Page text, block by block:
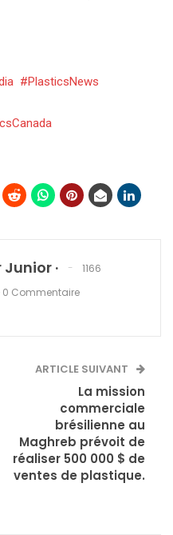
#PlasticsNews
·
1166
· 0 Commentaire
ARTICLE SUIVANT
La mission
commerciale
brésilienne au
Maghreb prévoit de
réaliser 500 000 $ de
ventes de plastique.